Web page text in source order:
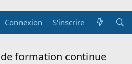
Connexion
S'inscrire
formation continue